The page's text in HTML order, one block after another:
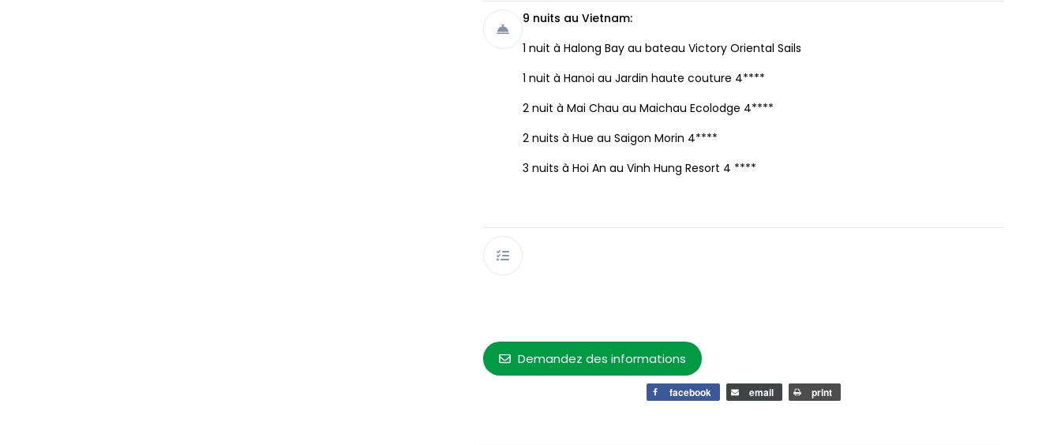
9 nuits au Vietnam:
1 nuit à Halong Bay au bateau Victory Oriental Sails
1 nuit à Hanoi au Jardin haute couture 4****
2 nuit à Mai Chau au Maichau Ecolodge 4****
2 nuits à Hue au Saigon Morin 4****
3 nuits à Hoi An au Vinh Hung Resort 4 ****
Demandez des informations
facebook email print